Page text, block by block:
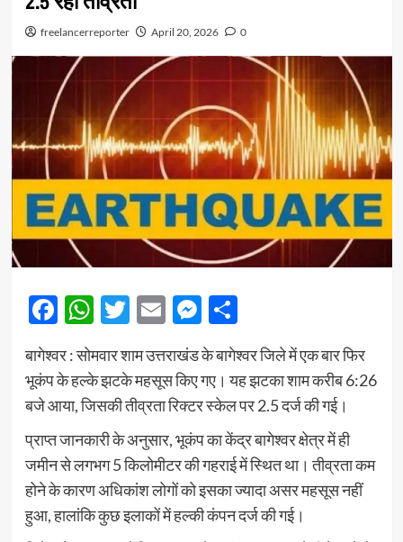
freelancerreporter April 20, 2026 0
Facebook
WhatsApp
Twitter
EmailMessenger
Share
बागेश्वर : सोमवार शाम उत्तराखंड के बागेश्वर जिले में एक बार फिर
भूकंप के हल्के झटके महसूस किए गए। यह झटका शाम करीब 6:26
बजे आया, जिसकी तीव्रता रिक्टर स्केल पर 2.5 दर्ज की गई।
प्राप्त जानकारी के अनुसार, भूकंप का केंद्र बागेश्वर क्षेत्र में ही
जमीन से लगभग 5 किलोमीटर की गहराई में स्थित था। तीव्रता कम
होने के कारण अधिकांश लोगों को इसका ज्यादा असर महसूस नहीं
हुआ, हालांकि कुछ इलाकों में हल्की कंपन दर्ज की गई।